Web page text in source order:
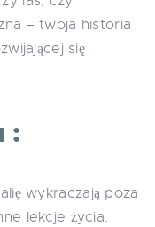
– twoja historia
się
:
wykraczają poza
lekcje życia.